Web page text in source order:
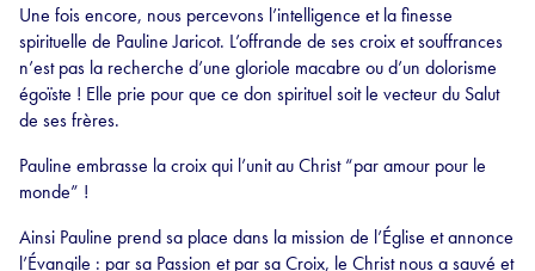
Une fois encore, nous percevons l’intelligence et la finesse
spirituelle de Pauline Jaricot. L’offrande de ses croix et souffrances
n’est pas la recherche d’une gloriole macabre ou d’un dolorisme
égoïste ! Elle prie pour que ce don spirituel soit le vecteur du Salut
de ses frères.
Pauline embrasse la croix qui l’unit au Christ “par amour pour le
monde” !
Ainsi Pauline prend sa place dans la mission de l’Église et annonce
l’Évangile : par sa Passion et par sa Croix, le Christ nous a sauvé et